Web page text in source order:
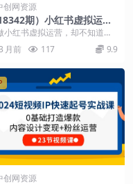
创网资源
18342期）小红书虚拟运营
矩阵课：30个赛道+80案
解，AI赋能批量生产笔记
小红书虚拟运营，却不知道怎
位、找对标、找货源？想解锁
化玩法，实现批量...
月前 117 9.9
创网资源